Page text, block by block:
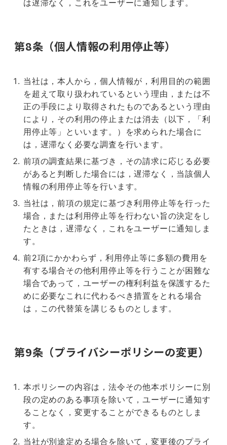
は遅滞なく，これをユーザーに通知します。
第8条（個人情報の利用停止等）
当社は，本人から，個人情報が，利用目的の範囲
を超えて取り扱われているという理由，または不
正の手段により取得されたものであるという理由
により，その利用の停止または消去（以下，「利
用停止等」といいます。）を求められた場合に
は，遅滞なく必要な調査を行います。
前項の調査結果に基づき，その請求に応じる必要
があると判断した場合には，遅滞なく，当該個人
情報の利用停止等を行います。
当社は，前項の規定に基づき利用停止等を行った
場合，または利用停止等を行わない旨の決定をし
たときは，遅滞なく，これをユーザーに通知しま
す。
前2項にかかわらず，利用停止等に多額の費用を
有する場合その他利用停止等を行うことが困難な
場合であって，ユーザーの権利利益を保護するた
めに必要なこれに代わるべき措置をとれる場合
は，この代替策を講じるものとします。
第9条（プライバシーポリシーの変更）
本ポリシーの内容は，法令その他本ポリシーに別
段の定めのある事項を除いて，ユーザーに通知す
ることなく，変更することができるものとしま
す。
当社が別途定める場合を除いて，変更後のプライ